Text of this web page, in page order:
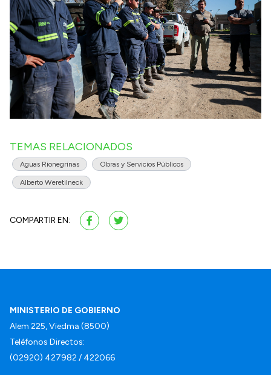
TEMAS RELACIONADOS
Aguas Rionegrinas Obras y Servicios Públicos
Alberto Weretilneck
COMPARTIR EN:
MINISTERIO DE GOBIERNO
Alem 225, Viedma (8500)
Teléfonos Directos:
(02920) 427982 / 422066